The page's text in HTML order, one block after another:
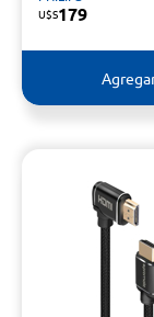
U$S179